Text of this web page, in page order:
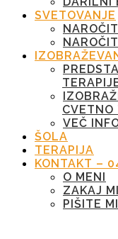
SVETOVANJE
CVETNO
VEČ
ŠOLA
TERAPIJA
KONTAKT –
O MENI
ZAKAJ
PIŠITE MI